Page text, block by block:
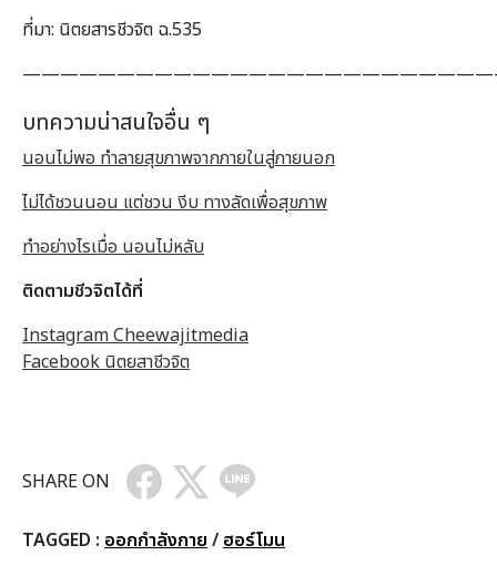
ที่มา: นิตยสารชีวจิต ฉ.535
บทความน่าสนใจอื่น ๆ
นอนไม่พอ ทำลายสุขภาพจากภายในสู่ภายนอก
ไม่ได้ชวนนอน แต่ชวน งีบ ทางลัดเพื่อสุขภาพ
ทำอย่างไรเมื่อ นอนไม่หลับ
ติดตามชีวจิตได้ที่
Instagram Cheewajitmedia
Facebook นิตยสาชีวจิต
SHARE ON
TAGGED : ออกกำลังกาย / ฮอร์โมน